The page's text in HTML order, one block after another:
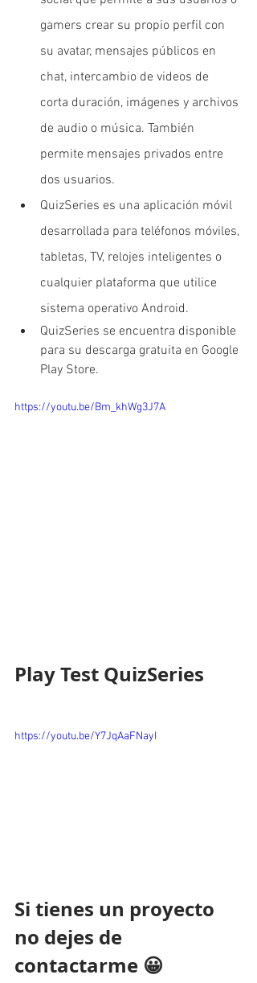
gamers crear su propio perfil con
su avatar, mensajes públicos en
chat, intercambio de videos de
corta duración, imágenes y archivos
de audio o música. También
permite mensajes privados entre
dos usuarios.
QuizSeries es una aplicación móvil
desarrollada para teléfonos móviles,
tabletas, TV, relojes inteligentes o
cualquier plataforma que utilice
sistema operativo Android.
QuizSeries se encuentra disponible
para su descarga gratuita en Google
Play Store.
https://youtu.be/Bm_khWg3J7A
Play Test QuizSeries
https://youtu.be/Y7JqAaFNayI
Si tienes un proyecto
no dejes de
contactarme 😀